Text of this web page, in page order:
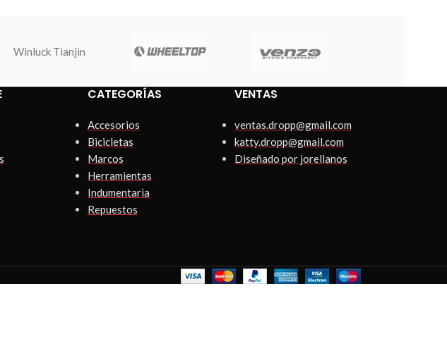
Winluck Tianjin
CATEGORÍAS
Accesorios
Bicicletas
Marcos
Herramientas
Indumentaria
Repuestos
VENTAS
ventas.dropp@gmail.com
katty.dropp@gmail.com
Diseñado por jorellanos